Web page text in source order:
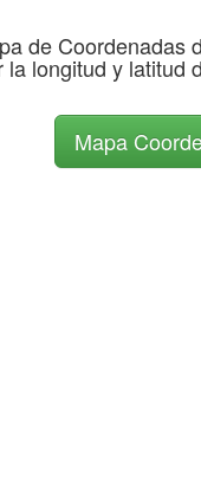
de Coordenadas
la longitud y latitud
Mapa